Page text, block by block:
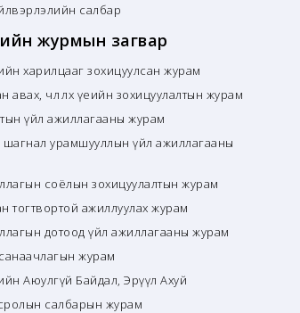
салбар
журмын загвар
харилцааг зохицуулсан журам
авах, чөлөөлөх үеийн зохицуулалтын журам
үйл ажиллагааны журам
урамшууллын үйл ажиллагааны
соёлын зохицуулалтын журам
тогтвортой ажиллуулах журам
дотоод үйл ажиллагааны журам
журам
Аюулгүй Байдал, Эрүүл Ахуй
салбарын журам